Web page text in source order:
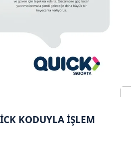
KODUYLA İŞLEM